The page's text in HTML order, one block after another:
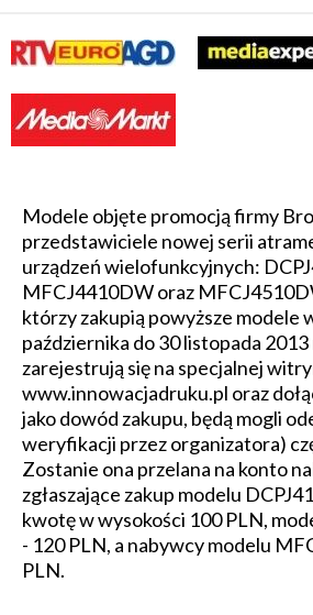
Modele objęte promocją firmy
przedstawiciele nowej serii
urządzeń wielofunkcyjnych:
MFCJ4410DW oraz
którzy zakupią powyższe modele
października do 30 listopada
zarejestrują się na specjalnej
www.innowacjadruku.pl oraz
jako dowód zakupu, będą mogli
weryfikacji przez organizatora)
Zostanie ona przelana na konto
zgłaszające zakup modelu
kwotę w wysokości 100 PLN,
- 120 PLN, a nabywcy modelu
PLN.